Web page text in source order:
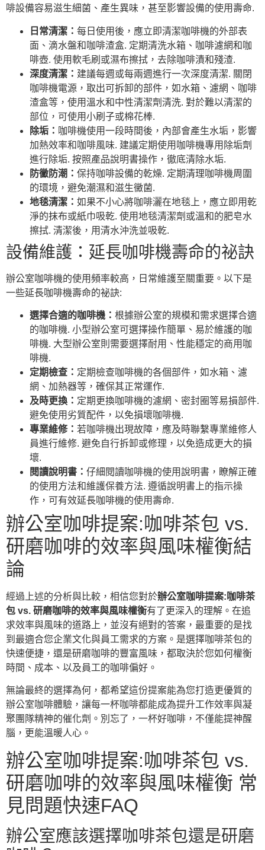
啡設備容易滋生細菌、產生異味，甚至影響設備的使用壽命.
日常清潔： 每日使用後，應立即清潔咖啡機的外部表
面、滴水盤和咖啡渣盒. 定期清洗水箱、咖啡濾網和咖
啡壺. 使用軟毛刷或濕布擦拭，去除咖啡漬和殘渣.
深度清潔： 建議每週或每兩週進行一次深度清潔. 關閉
咖啡機電源，取出可拆卸的部件，如水箱、濾網、咖啡
渣盒等，使用溫水和中性清潔劑清洗. 對於難以清潔的
部位，可使用小刷子或棉花棒.
除垢： 咖啡機使用一段時間後，內部會產生水垢，影響
加熱效率和咖啡風味. 建議定期使用咖啡機專用除垢劑
進行除垢. 按照產品說明書操作，徹底清除水垢.
防黴防潮： 保持咖啡設備的乾燥. 定期清理咖啡機周圍
的環境，避免潮濕和滋生黴菌.
地毯清潔： 如果不小心將咖啡灑在地毯上，應立即用乾
淨的抹布或紙巾吸乾. 使用地毯清潔劑或溫和的肥皂水
擦拭. 清潔後，用清水沖洗並吸乾.
設備維護：延長咖啡機壽命的祕訣
辦公室咖啡機的使用頻率較高，日常維護至關重要。以下是
一些延長咖啡機壽命的祕訣:
選擇合適的咖啡機： 根據辦公室的規模和需求選擇合適
的咖啡機. 小型辦公室可選擇操作簡單、易於維護的咖
啡機. 大型辦公室則需要選擇耐用、性能穩定的商用咖
啡機.
定期檢查： 定期檢查咖啡機的各個部件，如水箱、濾
網、加熱器等，確保其正常運作.
及時更換： 定期更換咖啡機的濾網、密封圈等易損部件.
避免使用劣質配件，以免損壞咖啡機.
專業維修： 若咖啡機出現故障，應及時聯繫專業維修人
員進行維修. 避免自行拆卸或修理，以免造成更大的損
壞.
閱讀說明書： 仔細閱讀咖啡機的使用說明書，瞭解正確
的使用方法和維護保養方法. 遵循說明書上的指示操
作，可有效延長咖啡機的使用壽命.
辦公室咖啡提案:咖啡茶包 vs.
研磨咖啡的效率與風味權衡結
論
經過上述的分析與比較，相信您對於辦公室咖啡提案:咖啡茶
包 vs. 研磨咖啡的效率與風味權衡有了更深入的理解。在追
求效率與風味的道路上，並沒有絕對的答案，最重要的是找
到最適合您企業文化與員工需求的方案。是選擇咖啡茶包的
快速便捷，還是研磨咖啡的豐富風味，都取決於您如何權衡
時間、成本、以及員工的咖啡偏好。
無論最終的選擇為何，都希望這份提案能為您打造更優質的
辦公室咖啡體驗，讓每一杯咖啡都能成為提升工作效率與凝
聚團隊精神的催化劑。別忘了，一杯好咖啡，不僅能提神醒
腦，更能溫暖人心。
辦公室咖啡提案:咖啡茶包 vs.
研磨咖啡的效率與風味權衡 常
見問題快速FAQ
辦公室應該選擇咖啡茶包還是研磨